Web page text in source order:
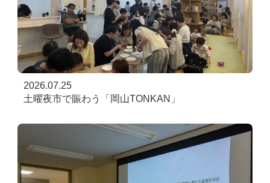
2026.07.25
土曜夜市で賑わう「岡山TONKAN」